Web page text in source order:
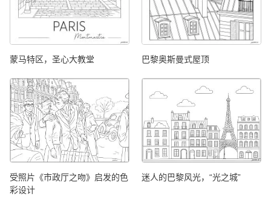
蒙马特区，圣心大教堂 巴黎奥斯曼式屋顶
受照片《市政厅之吻》启发的色
彩设计
迷人的巴黎风光，“光之城”